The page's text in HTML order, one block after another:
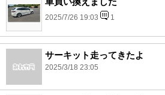
2025/7/26 19:03 1
サーキット走ってきたよ
2025/3/18 23:05